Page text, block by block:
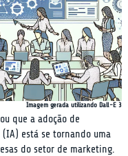
Imagem gerada utilizando Dall-E 3
que a adoção de
está se tornando uma
do setor de marketing.